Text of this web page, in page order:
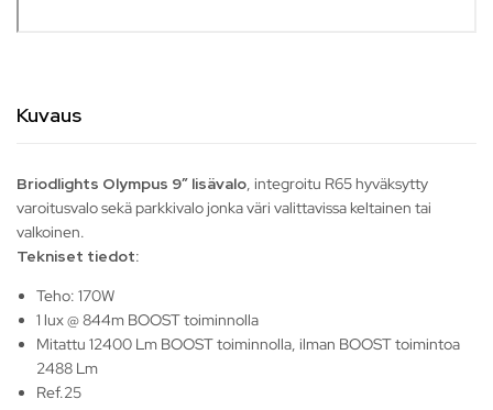
Kuvaus
Briodlights Olympus 9″ lisävalo, integroitu R65 hyväksytty
varoitusvalo sekä parkkivalo jonka väri valittavissa keltainen tai
valkoinen.
Tekniset tiedot:
Teho: 170W
1 lux @ 844m BOOST toiminnolla
Mitattu 12400 Lm BOOST toiminnolla, ilman BOOST toimintoa
2488 Lm
Ref.25